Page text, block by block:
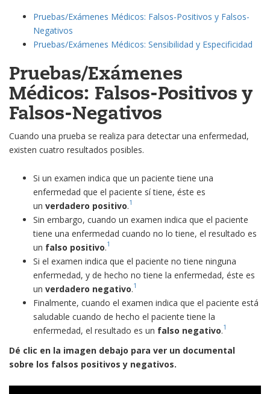
Pruebas/Exámenes Médicos: Falsos-Positivos y Falsos-
Negativos
Pruebas/Exámenes Médicos: Sensibilidad y Especificidad
Pruebas/Exámenes
Médicos: Falsos-Positivos y
Falsos-Negativos
Cuando una prueba se realiza para detectar una enfermedad,
existen cuatro resultados posibles.
Si un examen indica que un paciente tiene una
enfermedad que el paciente sí tiene, éste es
un verdadero positivo.1
Sin embargo, cuando un examen indica que el paciente
tiene una enfermedad cuando no lo tiene, el resultado es
un falso positivo.1
Si el examen indica que el paciente no tiene ninguna
enfermedad, y de hecho no tiene la enfermedad, éste es
un verdadero negativo.1
Finalmente, cuando el examen indica que el paciente está
saludable cuando de hecho el paciente tiene la
enfermedad, el resultado es un falso negativo.1
Dé clic en la imagen debajo para ver un documental
sobre los falsos positivos y negativos.